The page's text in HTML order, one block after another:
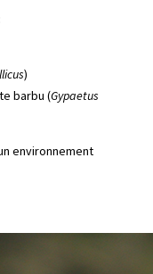
)
barbu (Gypaetus
environnement